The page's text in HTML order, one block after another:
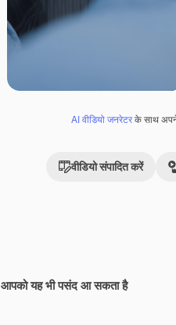
AI वीडियो जनरेटरके साथ अपने
वीडियो संपादित करें
आपको यह भी पसंद आ सकता है